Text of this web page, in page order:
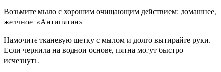
Возьмите мыло с хорошим очищающим действием: домашнее,
желчное, «Антипятин».
Намочите тканевую щетку с мылом и долго вытирайте руки.
Если чернила на водной основе, пятна могут быстро
исчезнуть.